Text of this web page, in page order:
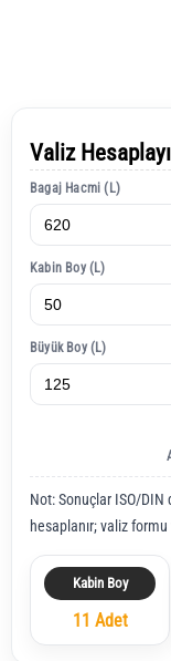
Valiz
Bagaj Hacmi (L)
Kabin Boy (L)
Büyük Boy (L)
Not: Sonuçlar ISO/DIN
hesaplanır; valiz
Kabin Boy
11 Adet